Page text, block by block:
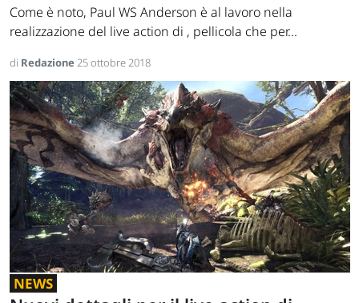
Come è noto, Paul WS Anderson è al lavoro nella
realizzazione del live action di , pellicola che per...
di Redazione25 ottobre 2018
NEWS